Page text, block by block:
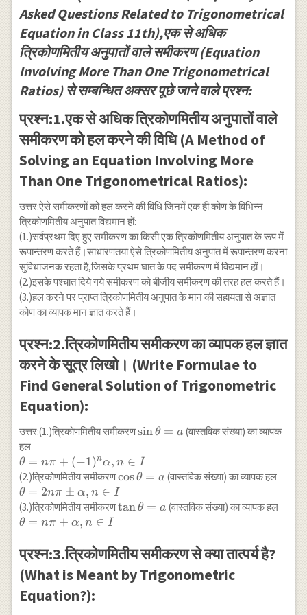
\Rightarrow \tan
\theta=0 \\
\Rightarrow
\theta=n \pi \\
\Rightarrow
\left(\tan ^2
\theta+1\right)=0
Asked Questions Related to Trigonometrical
Equation in Class 11th),एक से अधिक
त्रिकोणमितीय अनुपातों वाले समीकरण (Equation
Involving More Than One Trigonometrical
Ratios) से सम्बन्धित अक्सर पूछे जाने वाले प्रश्न:
प्रश्न:1.एक से अधिक त्रिकोणमितीय अनुपातों वाले
समीकरण को हल करने की विधि (A Method of
Solving an Equation Involving More
Than One Trigonometrical Ratios):
उत्तर:ऐसे समीकरणों को हल करने की विधि जिनमें एक ही कोण के विभिन्न
त्रिकोणमितीय अनुपात विद्यमान हों:
(1.)सर्वप्रथम दिए हुए समीकरण का किसी एक त्रिकोणमितीय अनुपात के रूप में
रूपान्तरण करते हैं।साधारणतया ऐसे त्रिकोणमितीय अनुपात में रूपान्तरण करना
सुविधाजनक रहता है,जिसके प्रथम घात के पद समीकरण में विद्यमान हों।
(2.)इसके पश्चात दिये गये समीकरण को बीजीय समीकरण की तरह हल करते हैं।
(3.)हल करने पर प्राप्त त्रिकोणमितीय अनुपात के मान की सहायता से अज्ञात
कोण का व्यापक मान ज्ञात करते हैं।
प्रश्न:2.त्रिकोणमितीय समीकरण का व्यापक हल ज्ञात
करने के सूत्र लिखो। (Write Formulae to
Find General Solution of Trigonometric
Equation):
उत्तर:(1.)त्रिकोणमितीय समीकरण\sin
sinθ = a (वास्तविक संख्या) का व्यापक
हल
\theta=n
\pi +
(-1)^n
\alpha ,
n \in I
θ = nπ + (−1)nα, n ∈ I
(2.)त्रिकोणमितीय समीकरण\cos
\theta=a
cosθ = a (वास्तविक संख्या) का व्यापक हल
\theta=2
n \pi
\pm
n \in I
θ = 2nπ ± α, n ∈ I
(3.)त्रिकोणमितीय समीकरण\tan
tanθ = a (वास्तविक संख्या) का व्यापक हल
\theta=n
\alpha ,
n \in I
θ = nπ + α, n ∈ I
प्रश्न:3.त्रिकोणमितीय समीकरण से क्या तात्पर्य है?
(What is Meant by Trigonometric
Equation?):